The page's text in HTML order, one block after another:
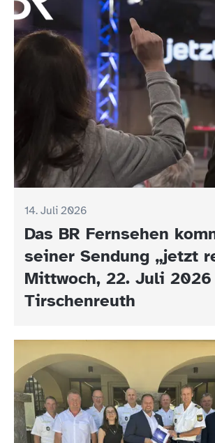
14. Juli 2026
Das BR Fernsehen
seiner Sendung „jetzt
Mittwoch, 22. Juli 2026
Tirschenreuth